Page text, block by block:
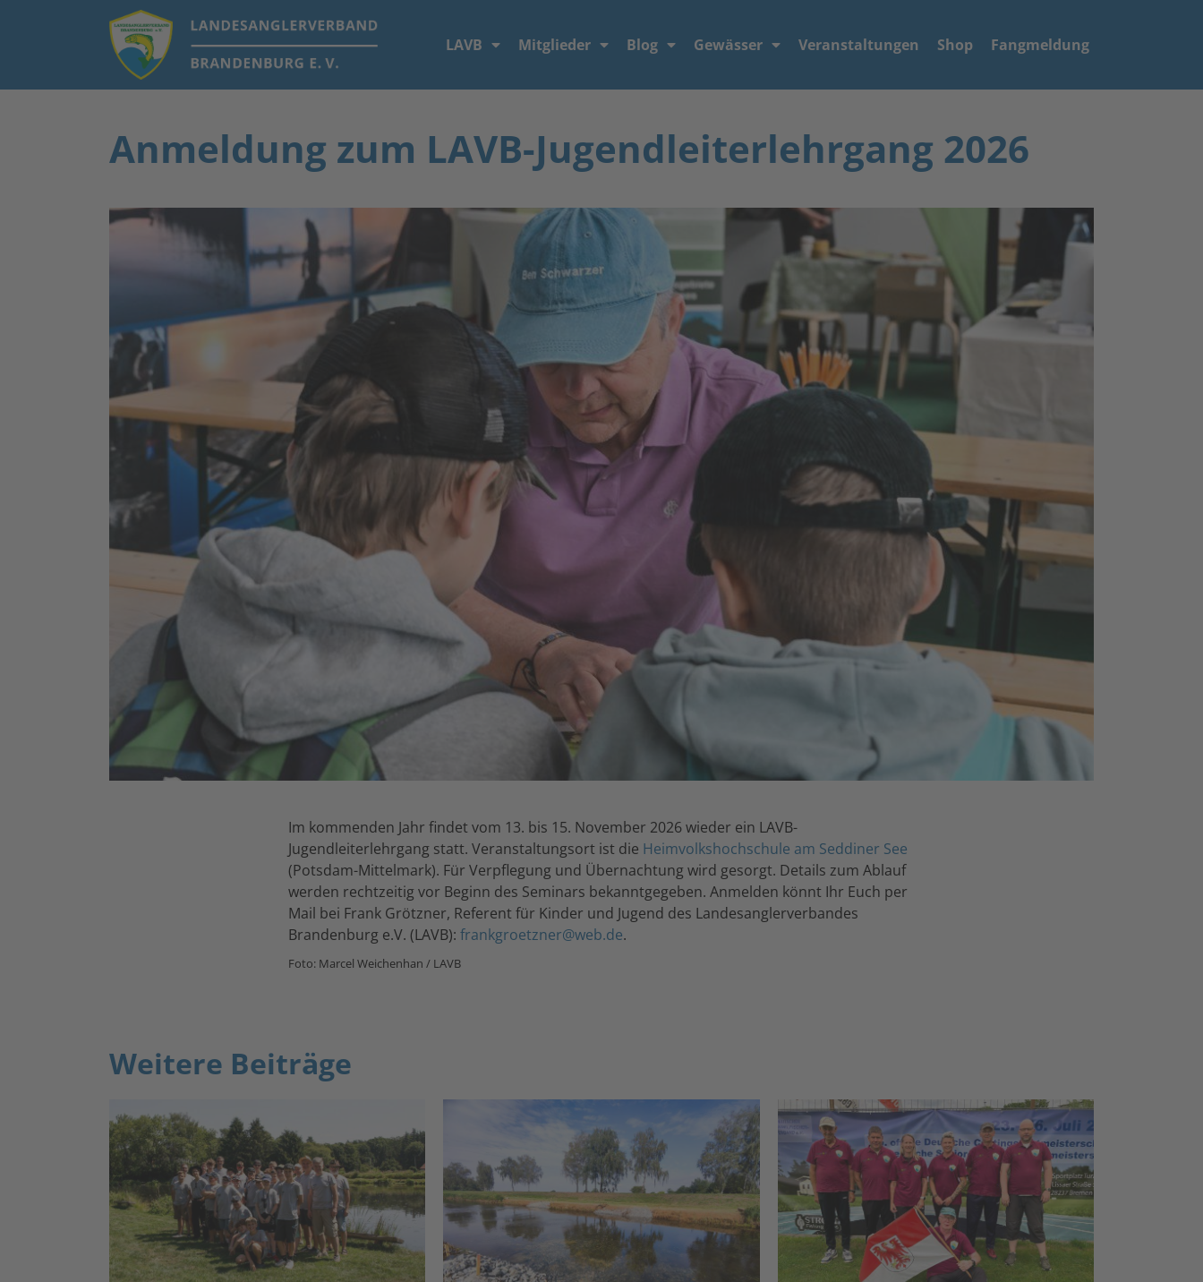
LAVB Mitglieder Blog Gewässer Veranstaltungen Shop Fangmeldung
Anmeldung zum LAVB-Jugendleiterlehrgang 2026
Im kommenden Jahr findet vom 13. bis 15. November 2026 wieder ein LAVB-
Jugendleiterlehrgang statt. Veranstaltungsort ist die Heimvolkshochschule am Seddiner See
(Potsdam-Mittelmark). Für Verpflegung und Übernachtung wird gesorgt. Details zum Ablauf
werden rechtzeitig vor Beginn des Seminars bekanntgegeben. Anmelden könnt Ihr Euch per
Mail bei Frank Grötzner, Referent für Kinder und Jugend des Landesanglerverbandes
Brandenburg e.V. (LAVB): frankgroetzner@web.de.
Foto: Marcel Weichenhan / LAVB
Weitere Beiträge